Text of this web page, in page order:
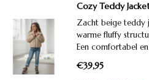
Cozy Teddy
Zacht beige teddy
warme fluffy
Een comfortabel
€39,95